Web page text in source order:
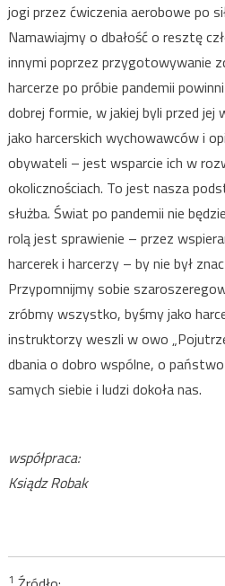
jogi przez ćwiczenia aerobowe po
Namawiajmy o dbałość o resztę
innymi poprzez przygotowywanie
harcerze po próbie pandemii
dobrej formie, w jakiej byli przed jej
jako harcerskich wychowawców i
obywateli – jest wsparcie ich w
okolicznościach. To jest nasza
służba. Świat po pandemii nie
rolą jest sprawienie – przez
harcerek i harcerzy – by nie był
Przypomnijmy sobie
zróbmy wszystko, byśmy jako
instruktorzy weszli w owo
dbania o dobro wspólne, o
samych siebie i ludzi dokoła nas.
współpraca:
Ksiądz Robak
1